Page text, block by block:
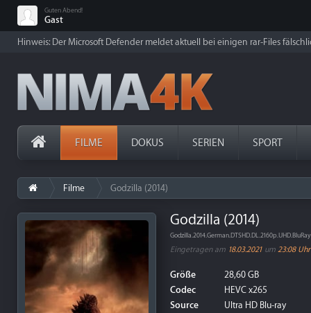
Guten Abend!
Gast
Hinweis: Der Microsoft Defender meldet aktuell bei einigen rar-Files
FILME DOKUS SERIEN SPORT
Filme Godzilla (2014)
Godzilla (2014)
Eingetragen am 18.03.2021 um 23:08 Uhr
Größe
28,60 GB
Codec
HEVC x265
Source
Ultra HD Blu-ray